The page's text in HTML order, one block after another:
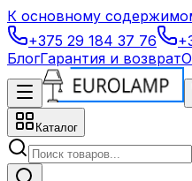
К основному
+375 29 184 37 76
БлогГарантия и возврат
Каталог